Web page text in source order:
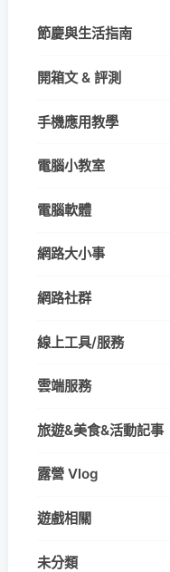
節慶與生活指南
開箱文 & 評測
手機應用教學
電腦小教室
電腦軟體
網路大小事
網路社群
線上工具/服務
雲端服務
旅遊&美食&活動記事
露營 Vlog
遊戲相關
未分類